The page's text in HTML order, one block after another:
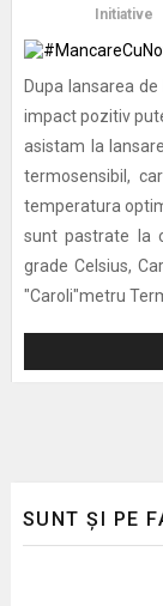
Initiative
Dupa lansarea
impact pozitiv
asistam la
termosensibil,
temperatura
sunt pastrate la
grade Celsius,
"Caroli"metru
SUNT ȘI PE